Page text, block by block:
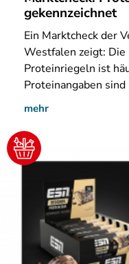
gekennzeichnet
Ein Marktcheck der
Westfalen zeigt: Die
Proteinriegeln ist
Proteinangaben
mehr